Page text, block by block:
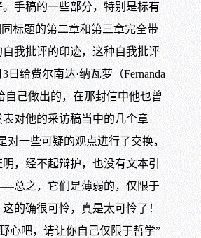
手稿的一些部分，特别是标有
标题的第二章和第三章完全带
我批评的印迹，这种自我批评
日给费尔南达·纳瓦萝（Fernanda
自己做出的，在那封信中他也曾
对他的采访稿当中的几个章
对一些可疑的观点进行了交换，
，经不起辩护，也没有文本引
总之，它们是薄弱的，仅限于
的确很可怜，真是太可怜了！
心吧，请让你自己仅限于哲学”